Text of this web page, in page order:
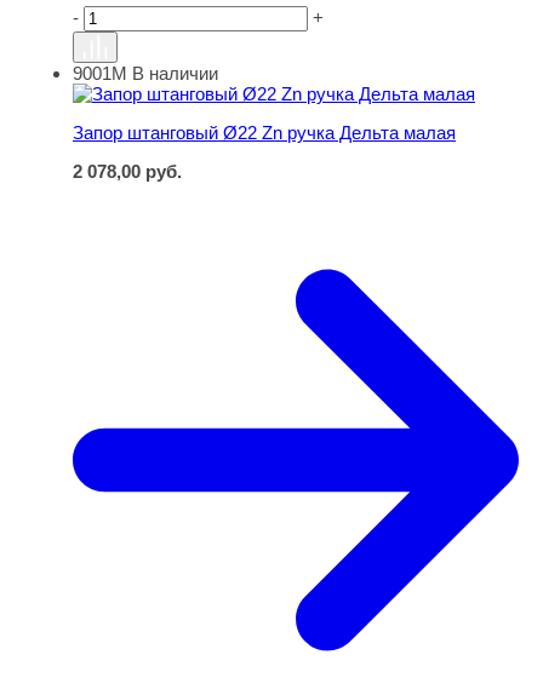
- +
Запор штанговый Ø22 Zn ручка Дельта малая
9001М В наличии
Запор штанговый Ø22 Zn ручка Дельта малая
2 078,00 руб.